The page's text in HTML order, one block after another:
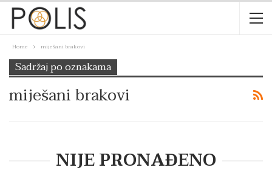
Home miješani brakovi
Sadržaj po oznakama
miješani brakovi
NIJE PRONAĐENO